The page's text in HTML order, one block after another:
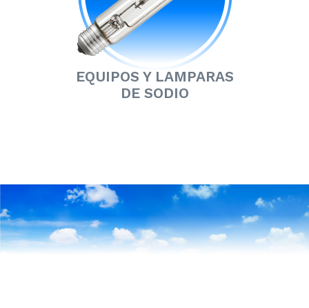
EQUIPOS Y LAMPARAS
DE SODIO